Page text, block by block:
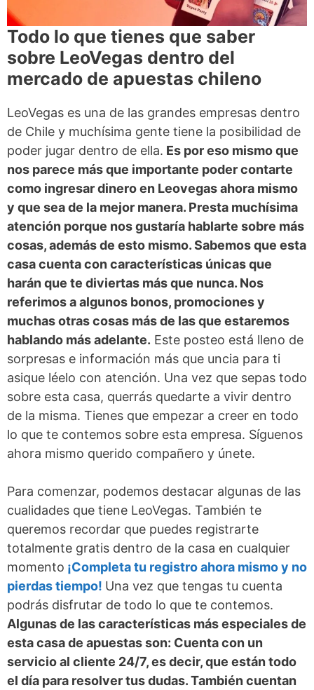
Todo lo que tienes que saber
sobre LeoVegas dentro del
mercado de apuestas chileno
LeoVegas es una de las grandes empresas dentro
de Chile y muchísima gente tiene la posibilidad de
poder jugar dentro de ella. Es por eso mismo que
nos parece más que importante poder contarte
como ingresar dinero en Leovegas ahora mismo
y que sea de la mejor manera. Presta muchísima
atención porque nos gustaría hablarte sobre más
cosas, además de esto mismo. Sabemos que esta
casa cuenta con características únicas que
harán que te diviertas más que nunca. Nos
referimos a algunos bonos, promociones y
muchas otras cosas más de las que estaremos
hablando más adelante. Este posteo está lleno de
sorpresas e información más que uncia para ti
asique léelo con atención. Una vez que sepas todo
sobre esta casa, querrás quedarte a vivir dentro
de la misma. Tienes que empezar a creer en todo
lo que te contemos sobre esta empresa. Síguenos
ahora mismo querido compañero y únete.
Para comenzar, podemos destacar algunas de las
cualidades que tiene LeoVegas. También te
queremos recordar que puedes registrarte
totalmente gratis dentro de la casa en cualquier
momento ¡Completa tu registro ahora mismo y no
pierdas tiempo! Una vez que tengas tu cuenta
podrás disfrutar de todo lo que te contemos.
Algunas de las características más especiales de
esta casa de apuestas son: Cuenta con un
servicio al cliente 24/7, es decir, que están todo
el día para resolver tus dudas. También cuentan